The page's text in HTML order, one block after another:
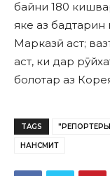
байни 180
яке аз
Марказӣ аст;
аст, ки дар
болотар аз
TAGS
НАНСМИТ